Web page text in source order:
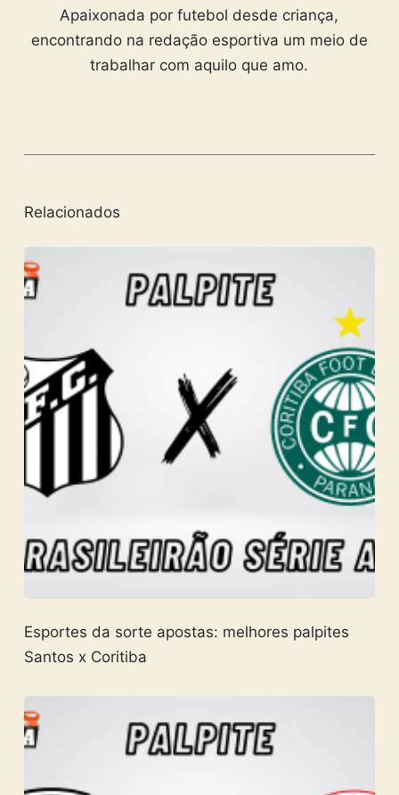
Apaixonada por futebol desde criança,
encontrando na redação esportiva um meio de
trabalhar com aquilo que amo.
Relacionados
Esportes da sorte apostas: melhores palpites
Santos x Coritiba